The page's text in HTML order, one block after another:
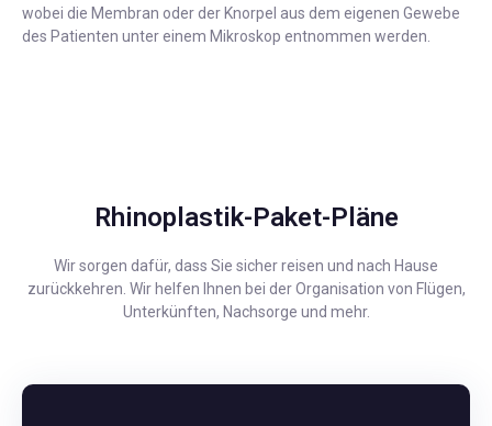
wobei die Membran oder der Knorpel aus dem eigenen Gewebe
des Patienten unter einem Mikroskop entnommen werden.
Rhinoplastik-Paket-Pläne
Wir sorgen dafür, dass Sie sicher reisen und nach Hause
zurückkehren. Wir helfen Ihnen bei der Organisation von Flügen,
Unterkünften, Nachsorge und mehr.